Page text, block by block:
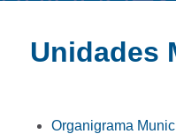
Unidades
Organigrama